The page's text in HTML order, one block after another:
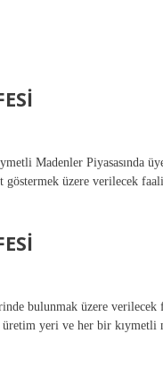
Madenler Piyasasında
üzere verilecek
bulunmak üzere verilecek
yeri ve her bir kıymetli